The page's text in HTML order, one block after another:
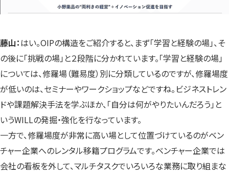
藤山：はい。OIPの構造をご紹介すると、まず「学習と経験の場」、そ
の後に「挑戦の場」と２段階に分かれています。「学習と経験の場」
については、修羅場（難易度）別に分類しているのですが、修羅場度
が低いのは、セミナーやワークショップなどですね。ビジネストレン
ドや課題解決手法を学ぶほか、「自分は何がやりたいんだろう」と
いうWILLの発掘・強化を行なっています。
一方で、修羅場度が非常に高い場として位置づけているのがベン
チャー企業へのレンタル移籍プログラムです。ベンチャー企業では
会社の看板を外して、マルチタスクでいろいろな業務に取り組まな